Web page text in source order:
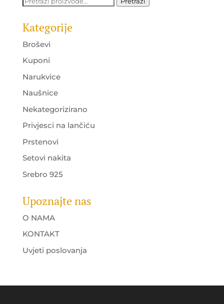
Kategorije
Broševi
Kuponi
Narukvice
Naušnice
Nekategorizirano
Privjesci na lančiću
Prstenovi
Setovi nakita
Srebro 925
Upoznajte nas
O NAMA
KONTAKT
Uvjeti poslovanja